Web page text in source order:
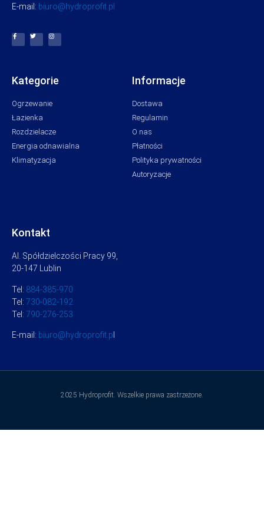
E-mail: biuro@hydroprofit.pl
Kategorie
Ogrzewanie
Łazienka
Rozdzielacze
Energia odnawialna
Klimatyzacja
Informacje
Dostawa
Regulamin
O nas
Płatności
Polityka prywatności
Autoryzacje
Kontakt
Al. Spółdzielczości Pracy 99,
20-147 Lublin
Tel: 884-385-970
Tel: 730-082-192
Tel: 790-276-253
E-mail: biuro@hydroprofit.p
2025 Hydroprofit. Wszelkie prawa zastrzeżone.